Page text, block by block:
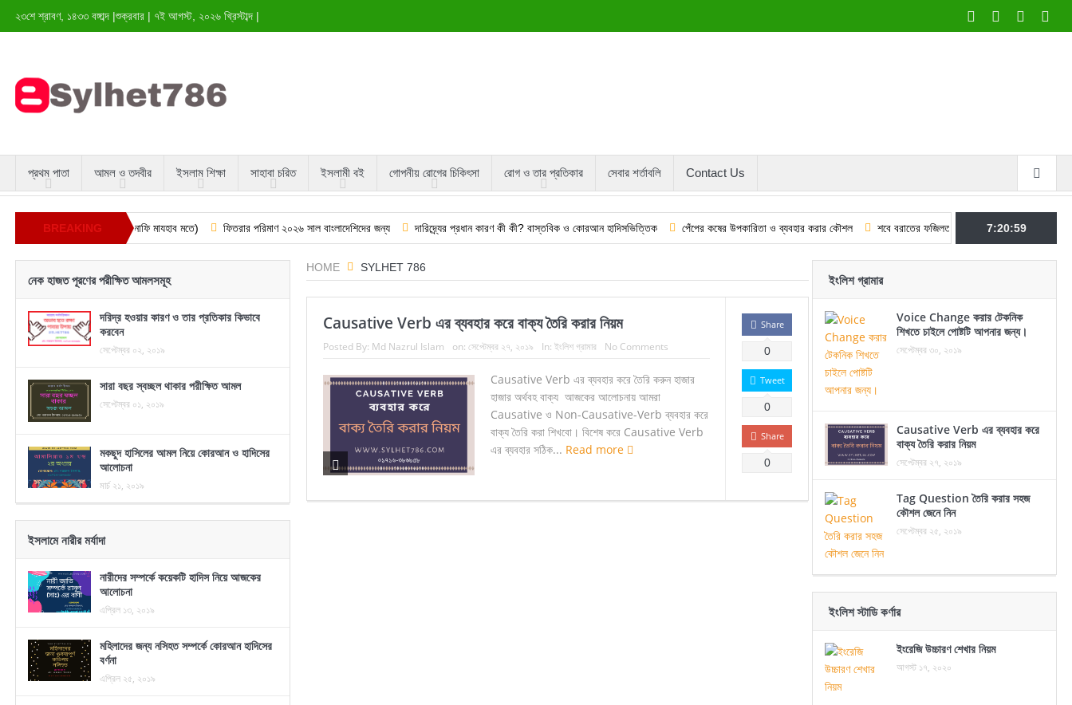
২৩শে শ্রাবণ, ১৪৩৩ বঙ্গাব্দ |শুক্রবার | ৭ই আগস্ট, ২০২৬ খ্রিস্টাব্দ |
প্রথম পাতা আমল ও তদবীর ইসলাম শিক্ষা সাহাবা চরিত ইসলামী বই গোপনীয় রোগের চিকিৎসা রোগ ও তার প্রতিকার সেবার শর্তাবলি Contact Us
BREAKING
NEWS
এর সঠিক নিয়ম (হানাফি মাযহাব মতে) ফিতরার পরিমাণ ২০২৬ সাল বাংলাদেশিদের জন্য দারিদ্র্যের প্রধান কারণ কী কী? বাস্তবিক ও কোরআন হাদিসভিত্তিক পেঁপের কষের উপকারিতা ও ব্যবহার করার কৌশল শবে বরাতের ফজিলত ও আমল: কুরআন–হাদিসের আলোকে
7:20:59
HOME SYLHET 786
Causative Verb এর ব্যবহার করে বাক্য তৈরি করার নিয়ম
Posted By: Md Nazrul Islam on: সেপ্টেম্বর ২৭, ২০১৯ In: ইংলিশ গ্রামার No Comments
Causative Verb এর ব্যবহার করে তৈরি করুন হাজার
হাজার অর্থবহ বাক্য আজকের আলোচনায় আমরা
Causative ও Non-Causative-Verb ব্যবহার করে
বাক্য তৈরি করা শিখবো। বিশেষ করে Causative Verb
এর ব্যবহার সঠিক... Read more
Share
0
Tweet
0
Share
0
নেক হাজত পূরণের পরীক্ষিত আমলসমূহ
দরিদ্র হওয়ার কারণ ও তার প্রতিকার কিভাবে
করবেন
সেপ্টেম্বর ০২, ২০১৯
সারা বছর স্বচ্ছল থাকার পরীক্ষিত আমল
সেপ্টেম্বর ০১, ২০১৯
মকছুদ হাসিলের আমল নিয়ে কোরআন ও হাদিসের
আলোচনা
মার্চ ২১, ২০১৯
ইসলামে নারীর মর্যাদা
নারীদের সম্পর্কে কয়েকটি হাদিস নিয়ে আজকের
আলোচনা
এপ্রিল ১৩, ২০১৯
মহিলাদের জন্য নসিহত সম্পর্কে কোরআন হাদিসের
বর্ণনা
এপ্রিল ২৫, ২০১৯
ইংলিশ গ্রামার
Voice Change করার টেকনিক
শিখতে চাইলে পোষ্টটি আপনার জন্য।
সেপ্টেম্বর ৩০, ২০১৯
Causative Verb এর ব্যবহার করে
বাক্য তৈরি করার নিয়ম
সেপ্টেম্বর ২৭, ২০১৯
Tag Question তৈরি করার সহজ
কৌশল জেনে নিন
সেপ্টেম্বর ২৫, ২০১৯
ইংলিশ স্টাডি কর্ণার
ইংরেজি উচ্চারণ শেখার নিয়ম
আগস্ট ১৭, ২০২০